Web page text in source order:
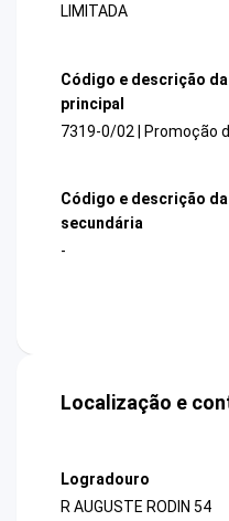
LIMITADA
Código e descrição
principal
7319-0/02 | Promoção
Código e descrição
secundária
-
Localização e
Logradouro
R AUGUSTE RODIN 54